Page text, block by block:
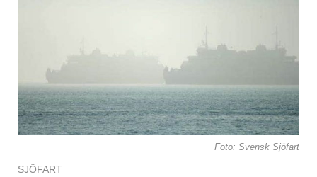
Foto: Svensk Sjöfart
SJÖFART